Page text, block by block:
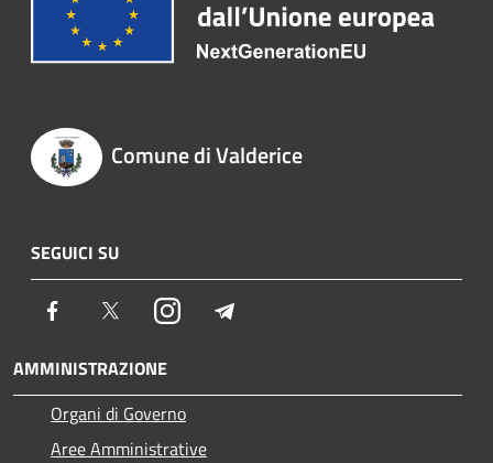
Comune di Valderice
SEGUICI SU
Facebook TwitterInstagram
AMMINISTRAZIONE
Organi di Governo
Aree Amministrative